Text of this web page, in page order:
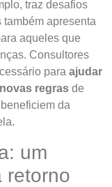
traz desafios
apresenta
aqueles que
Consultores
para ajudar
regras de
da
um
retorno